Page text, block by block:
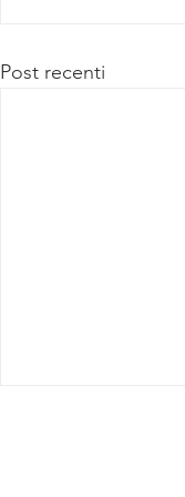
Post recenti